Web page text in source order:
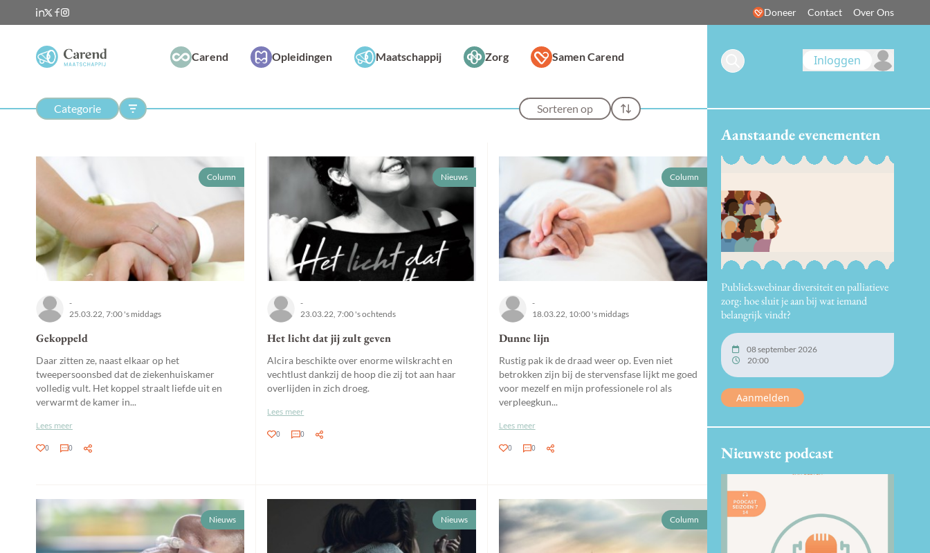
Doneer Contact Over Ons
Carend Opleidingen Maatschappij Zorg Samen Carend
Categorie Sorteren op
Column
-
25.03.22, 7:00 's middags
Gekoppeld
Daar zitten ze, naast elkaar op het
tweepersoonsbed dat de ziekenhuiskamer
volledig vult. Het koppel straalt liefde uit en
verwarmt de kamer in...
Lees meer
0 0
Nieuws
-
23.03.22, 7:00 's ochtends
Het licht dat jij zult geven
Alcira beschikte over enorme wilskracht en
vechtlust dankzij de hoop die zij tot aan haar
overlijden in zich droeg.
Lees meer
0 0
Column
-
18.03.22, 10:00 's middags
Dunne lijn
Rustig pak ik de draad weer op. Even niet
betrokken zijn bij de stervensfase lijkt me goed
voor mezelf en mijn professionele rol als
verpleegkun...
Lees meer
0 0
Nieuws Nieuws Column
Inloggen
Aanstaande evenementen
Publiekswebinar diversiteit en palliatieve
zorg: hoe sluit je aan bij wat iemand
belangrijk vindt?
08 september 2026
20:00
Aanmelden
Nieuwste podcast